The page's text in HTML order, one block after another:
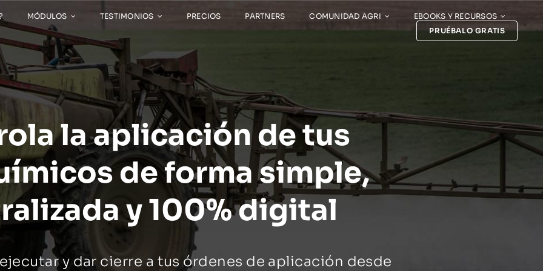
MÓDULOS TESTIMONIOS PRECIOS PARTNERS COMUNIDAD AGRI
EBOOKS Y RECURSOS
PRUÉBALO GRATIS
la aplicación de tus
de forma simple,
y 100% digital
y dar cierre a tus órdenes de aplicación desde